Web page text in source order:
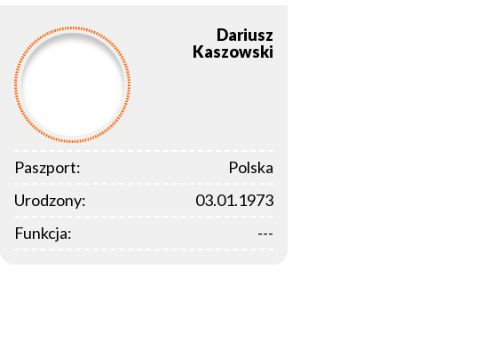
Dariusz
Kaszowski
Paszport:
Polska
Urodzony:
03.01.1973
Funkcja:
---